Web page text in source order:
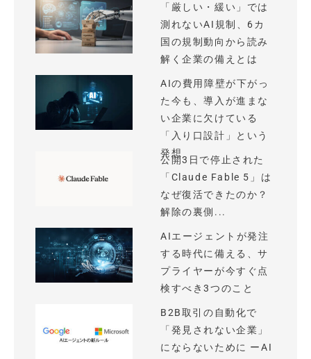
「厳しい・緩い」では
測れないAI規制、6カ
国の規制動向から読み
解く企業の備えとは
AIの費用障壁が下がっ
た今も、導入が進まな
い企業に欠けている
「入り口設計」という
発想
公開3日で停止された
「Claude Fable 5」は
なぜ復活できたのか？
解除の裏側...
AIエージェントが発注
する時代に備える、サ
プライヤーが今すぐ点
検すべき3つのこと
B2B取引の自動化で
「発見されない企業」
にならないために ーAI